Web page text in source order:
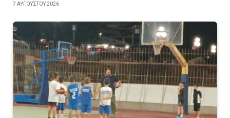
7 ΑΥΓΟΎΣΤΟΥ 2026